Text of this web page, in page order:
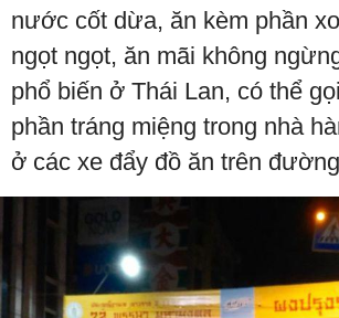
nước cốt dừa, ăn kèm phần
ngọt ngọt, ăn mãi không
phổ biến ở Thái Lan, có thể
phần tráng miệng trong nhà
ở các xe đẩy đồ ăn trên